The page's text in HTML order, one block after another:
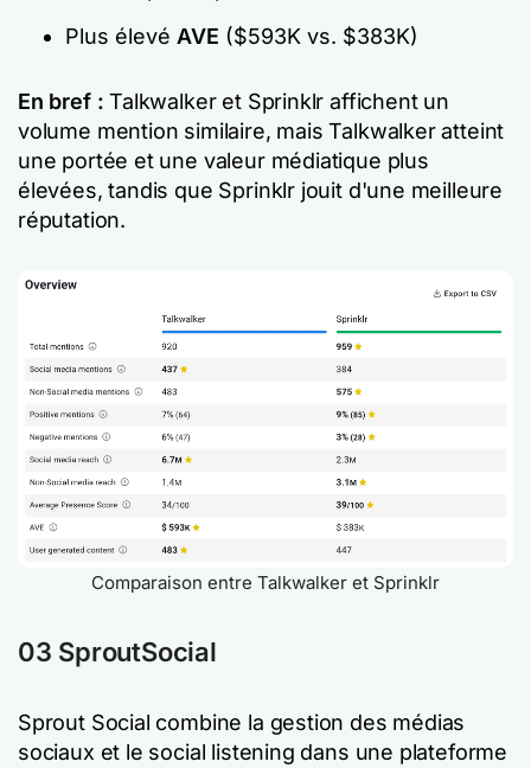
Plus élevé AVE ($593K vs. $383K)
En bref :Talkwalker et Sprinklr affichent un
volume mention similaire, mais Talkwalker atteint
une portée et une valeur médiatique plus
élevées, tandis que Sprinklr jouit d'une meilleure
réputation.
Comparaison entre Talkwalker et Sprinklr
03 SproutSocial
Sprout Social combine la gestion des médias
sociaux et le social listening dans une plateforme